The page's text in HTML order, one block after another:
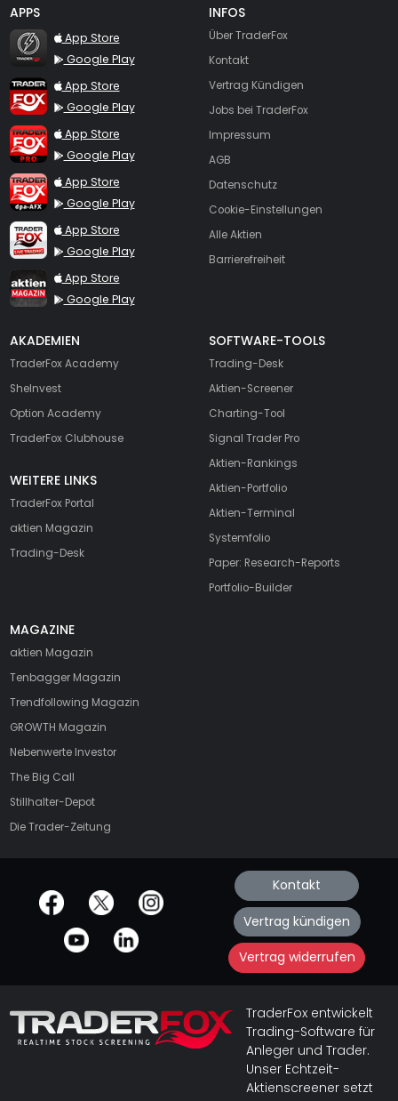
APPS
TraderFox Flash
App Store
Google Play
TraderFox App
App Store
Google Play
TraderFox Pro
App Store
Google Play
TraderFox dpa-AFX ProFeed
App Store
Google Play
TraderFox Live Trading
App Store
Google Play
TraderFox aktien Magazin
App Store
Google Play
INFOS
Über TraderFox
Kontakt
Vertrag Kündigen
Jobs bei TraderFox
Impressum
AGB
Datenschutz
Cookie-Einstellungen
Alle Aktien
Barrierefreiheit
AKADEMIEN
TraderFox Academy
SheInvest
Option Academy
TraderFox Clubhouse
WEITERE LINKS
TraderFox Portal
aktien Magazin
Trading-Desk
SOFTWARE-TOOLS
Trading-Desk
Aktien-Screener
Charting-Tool
Signal Trader Pro
Aktien-Rankings
Aktien-Portfolio
Aktien-Terminal
Systemfolio
Paper: Research-Reports
Portfolio-Builder
MAGAZINE
aktien Magazin
Tenbagger Magazin
Trendfollowing Magazin
GROWTH Magazin
Nebenwerte Investor
The Big Call
Stillhalter-Depot
Die Trader-Zeitung
offizielle Social Media-Accounts Kontakt
Vertrag kündigen
Vertrag widerrufen
TraderFox entwickelt
Trading-Software für
Anleger und Trader.
Unser Echtzeit-
Aktienscreener setzt